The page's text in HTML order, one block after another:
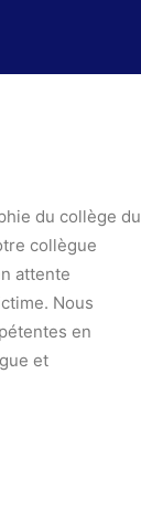
du collège du
collègue
attente
Nous
en
et